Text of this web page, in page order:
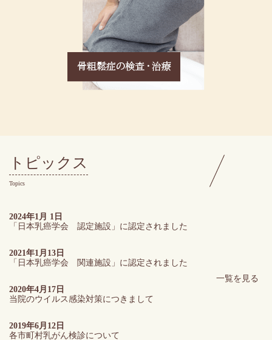
トピックス
Topics
2024年1月 1日
「日本乳癌学会 認定施設」に認定されました
2021年1月13日
「日本乳癌学会 関連施設」に認定されました
2020年4月17日
当院のウイルス感染対策につきまして
2019年6月12日
各市町村乳がん検診について
一覧を見る